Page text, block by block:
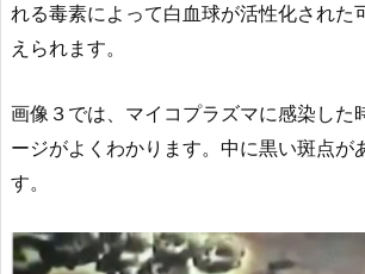
れる毒素によって白血球が活性化された
えられます。
画像３では、マイコプラズマに感染した
ージがよくわかります。中に黒い斑点が
す。